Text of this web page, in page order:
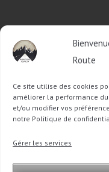
Route
Ce site utilise des cookies
améliorer la performance
et/ou modifier vos
notre Politique de
Gérer les services
RETROUVEZ-MOI
OU SUR TWITTER
Follow